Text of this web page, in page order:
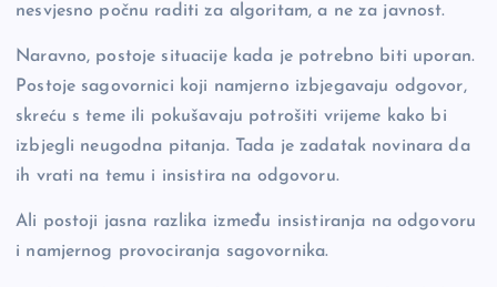
nesvjesno počnu raditi za algoritam, a ne za javnost.
Naravno, postoje situacije kada je potrebno biti uporan.
Postoje sagovornici koji namjerno izbjegavaju odgovor,
skreću s teme ili pokušavaju potrošiti vrijeme kako bi
izbjegli neugodna pitanja. Tada je zadatak novinara da
ih vrati na temu i insistira na odgovoru.
Ali postoji jasna razlika između insistiranja na odgovoru
i namjernog provociranja sagovornika.